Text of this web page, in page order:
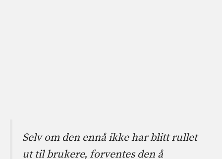
Selv om den ennå ikke har blitt rullet
ut til brukere, forventes den å